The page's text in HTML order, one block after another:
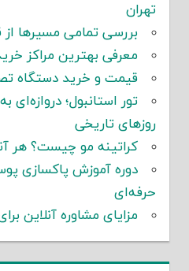
تهران
بررسی تمامی مسیرها
معرفی بهترین مراکز
قیمت و خرید دستگاه
تور استانبول؛
روزهای تاریخی
کراتینه مو چیست؟ هر
دوره آموزش پاکسازی
حرفه‌ای
مزایای مشاوره آنلاین